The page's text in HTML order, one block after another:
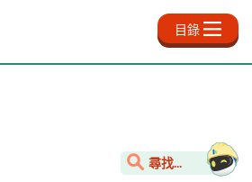
目錄
尋找...